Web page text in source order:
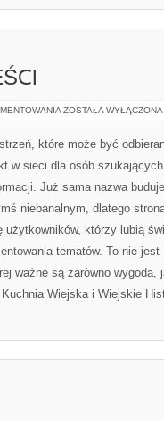
WIEJSKIE
OPOWIEŚCI
ZOSTAŁA WYŁĄCZONA
które może być
w sieci dla osób szukających
Już sama nazwa buduje
niebanalnym, dlatego
użytkowników, którzy lubią
tematów. To nie jest
ważne są zarówno wygoda,
Wiejska i Wiejskie